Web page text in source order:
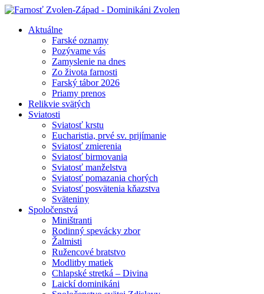
Aktuálne
Farské oznamy
Pozývame vás
Zamyslenie na dnes
Zo života farnosti
Farský tábor 2026
Priamy prenos
Relikvie svätých
Sviatosti
Sviatosť krstu
Eucharistia, prvé sv. prijímanie
Sviatosť zmierenia
Sviatosť birmovania
Sviatosť manželstva
Sviatosť pomazania chorých
Sviatosť posvätenia kňazstva
Sväteniny
Spoločenstvá
Miništranti
Rodinný spevácky zbor
Žalmisti
Ružencové bratstvo
Modlitby matiek
Chlapské stretká – Divina
Laickí dominikáni